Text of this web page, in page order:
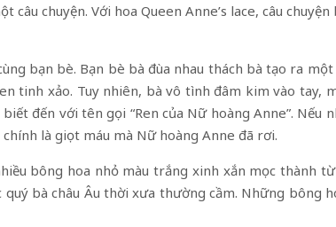
chuyện. Với hoa Queen Anne’s lace, câu
bạn bè. Bạn bè bà đùa nhau thách bà tạo ra
tinh xảo. Tuy nhiên, bà vô tình đâm kim vào tay,
đến với tên gọi “Ren của Nữ hoàng Anne”.
là giọt máu mà Nữ hoàng Anne đã rơi.
bông hoa nhỏ màu trắng xinh xắn mọc thành
bà châu Âu thời xưa thường cầm. Những bông